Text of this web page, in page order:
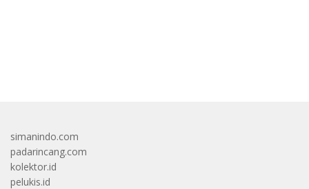
simanindo.com
padarincang.com
kolektor.id
pelukis.id